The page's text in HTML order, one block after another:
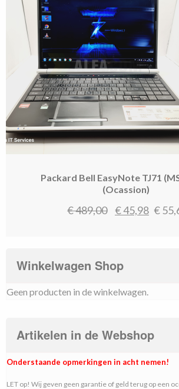
Packard Bell EasyNote TJ71
(Ocassion)
€489,00
€ 489,00.
€45,98 €
Winkelwagen Shop
Geen producten in de winkelwagen.
Artikelen in de Webshop
Onderstaande opmerkingen in acht nemen!
LET op! Wij geven geen garantie of geld terug op een